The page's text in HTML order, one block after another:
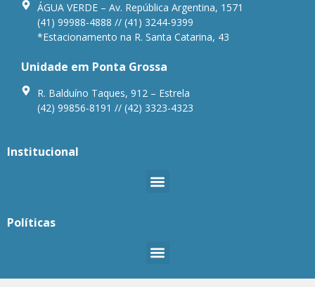
ÁGUA VERDE – Av. República Argentina, 1571
(41) 99988-4888 // (41) 3244-9399
*Estacionamento na R. Santa Catarina, 43
Unidade em Ponta Grossa
R. Balduíno Taques, 912 – Estrela
(42) 99856-8191 // (42) 3323-4323
Institucional
Políticas